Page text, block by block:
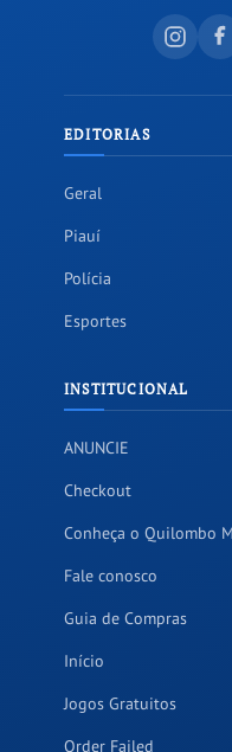
EDITORIAS
Geral
Piauí
Polícia
Esportes
INSTITUCIONAL
ANUNCIE
Checkout
Conheça o Quilombo
Fale conosco
Guia de Compras
Início
Jogos Gratuitos
Order Failed